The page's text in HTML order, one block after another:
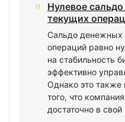
Нулевое
текущих
Сальдо денежных
операций равно
на стабильность
эффективно
Однако это также
того, что
достаточно в